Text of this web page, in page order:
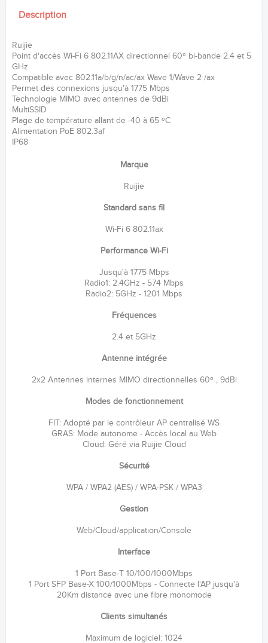
Description
Ruijie
Point d'accès Wi-Fi 6 802.11AX directionnel 60º bi-bande 2.4 et 5
GHz
Compatible avec 802.11a/b/g/n/ac/ax Wave 1/Wave 2 /ax
Permet des connexions jusqu'à 1775 Mbps
Technologie MIMO avec antennes de 9dBi
MultiSSID
Plage de température allant de -40 à 65 ºC
Alimentation PoE 802.3af
IP68
Marque
Ruijie
Standard sans fil
Wi-Fi 6 802.11ax
Performance Wi-Fi
Jusqu'à 1775 Mbps
Radio1: 2.4GHz - 574 Mbps
Radio2: 5GHz - 1201 Mbps
Fréquences
2.4 et 5GHz
Antenne intégrée
2x2 Antennes internes MIMO directionnelles 60º , 9dBi
Modes de fonctionnement
FIT: Adopté par le contrôleur AP centralisé WS
GRAS: Mode autonome - Accès local au Web
Cloud: Géré via Ruijie Cloud
Sécurité
WPA / WPA2 (AES) / WPA-PSK / WPA3
Gestion
Web/Cloud/application/Console
Interface
1 Port Base-T 10/100/1000Mbps
1 Port SFP Base-X 100/1000Mbps - Connecte l'AP jusqu'à
20Km distance avec une fibre monomode
Clients simultanés
Maximum de logiciel: 1024